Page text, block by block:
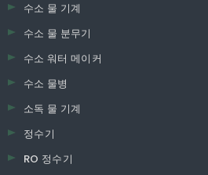
수소 물 기계
수소 물 분무기
수소 워터 메이커
수소 물병
소독 물 기계
정수기
RO 정수기